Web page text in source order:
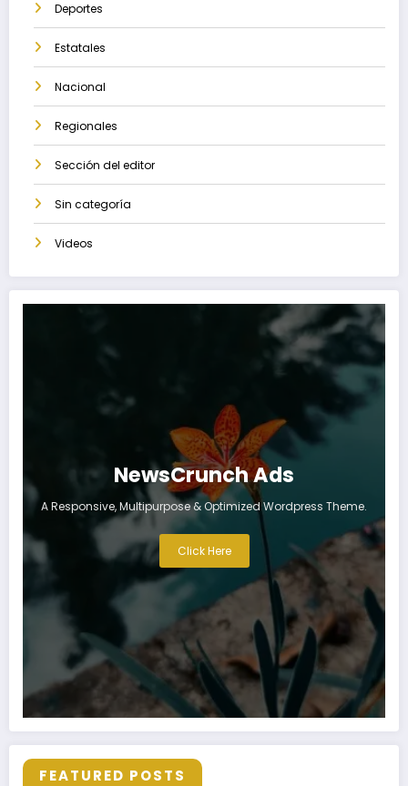
Deportes
Estatales
Nacional
Regionales
Sección del editor
Sin categoría
Videos
NewsCrunch Ads
A Responsive, Multipurpose & Optimized Wordpress Theme.
Click Here
FEATURED POSTS